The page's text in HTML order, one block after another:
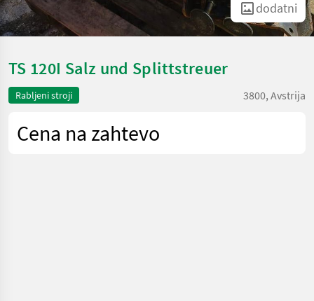
dodatni
TS 120I Salz und Splittstreuer
Rabljeni stroji 3800, Avstrija
Cena na zahtevo